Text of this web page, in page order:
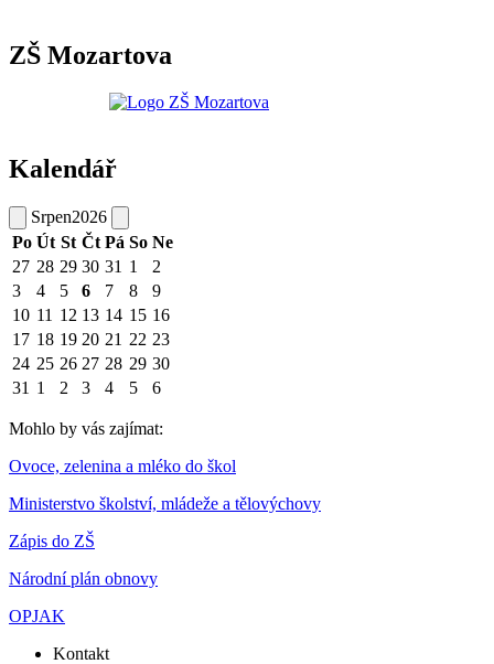
ZŠ Mozartova
Kalendář
Srpen2026
Po Út St Čt Pá So Ne
27 28 29 30 31 1
2
3
4 5 6 7 8
9
10 11 12 13 14 15 16
17 18 19 20 21 22 23
24 25 26 27 28 29 30
31 1 2 3 4 5 6
Mohlo by vás zajímat:
Ovoce, zelenina a mléko do škol
Ministerstvo školství, mládeže a tělovýchovy
Zápis do ZŠ
Národní plán obnovy
OPJAK
Kontakt